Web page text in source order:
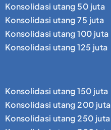
Konsolidasi utang 50 juta
Konsolidasi utang 75 juta
Konsolidasi utang 100 juta
Konsolidasi utang 125 juta
Konsolidasi utang 150 juta
Konsolidasi utang 200 juta
Konsolidasi utang 250 juta